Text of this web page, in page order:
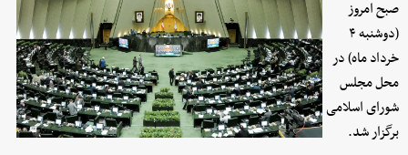
صبح امروز
(دوشنبه ۴
خرداد ماه) در
محل مجلس
شورای اسلامی
برگزار شد.